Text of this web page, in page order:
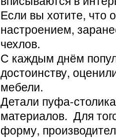
Если вы хотите, что
настроением,
чехлов.
С каждым днём
достоинству,
мебели.
Детали пуфа-
материалов. Для
форму,